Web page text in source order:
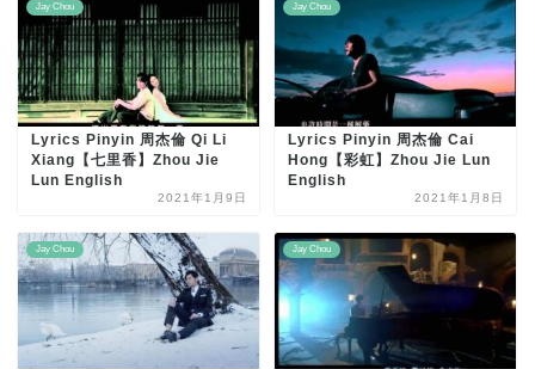
Jay Chou
Lyrics Pinyin 周杰倫 Qi Li
Xiang【七里香】Zhou Jie
Lun English
2021年1月9日
Jay Chou
Lyrics Pinyin 周杰倫 Cai
Hong【彩虹】Zhou Jie Lun
English
2021年1月8日
Jay Chou Jay Chou